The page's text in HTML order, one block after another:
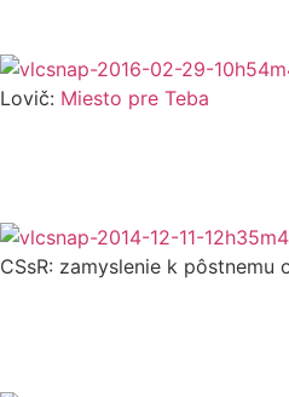
Lovič: Miesto pre Teba
CSsR: zamyslenie k pôstnemu